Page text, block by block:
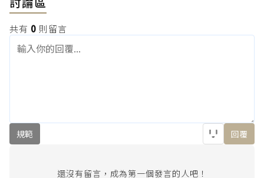
共有 0 則留言
規範 回覆
還沒有留言，成為第一個發言的人吧！